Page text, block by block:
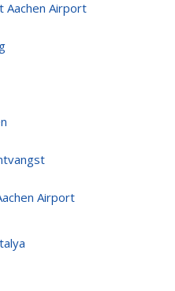
Aachen Airport
Airport